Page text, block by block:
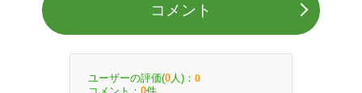
コメント
ユーザーの評価(0 人)： 0